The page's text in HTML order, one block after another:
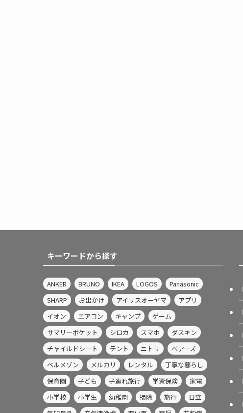
キーワードから探す
ANKER BRUNO IKEA LOGOS
Panasonic
SHARP
お出かけ アイリスオーヤマ
アプリ
イオン
エアコン キャンプ
ゲーム
サマリーポケット
シロカ スマホ
ダスキン
チャイルドシート
テント ニトリ
ベアーズ
ベルメゾン
メルカリ レンタル
丁寧な暮らし
保育園
子ども 子連れ旅行 学資保険
家電
小学校
小学生 幼稚園 掃除 旅行
日立